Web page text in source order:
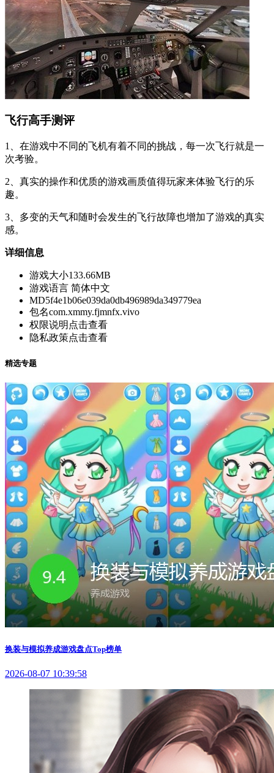
飞行高手测评
1、在游戏中不同的飞机有着不同的挑战，每一次飞行就是一
次考验。
2、真实的操作和优质的游戏画质值得玩家来体验飞行的乐
趣。
3、多变的天气和随时会发生的飞行故障也增加了游戏的真实
感。
详细信息
游戏大小133.66MB
游戏语言 简体中文
MD5f4e1b06e039da0db496989da349779ea
包名com.xmmy.fjmnfx.vivo
权限说明 点击查看
隐私政策点击查看
精选专题
换装与模拟养成游戏盘点Top榜单
2026-08-07 10:39:58